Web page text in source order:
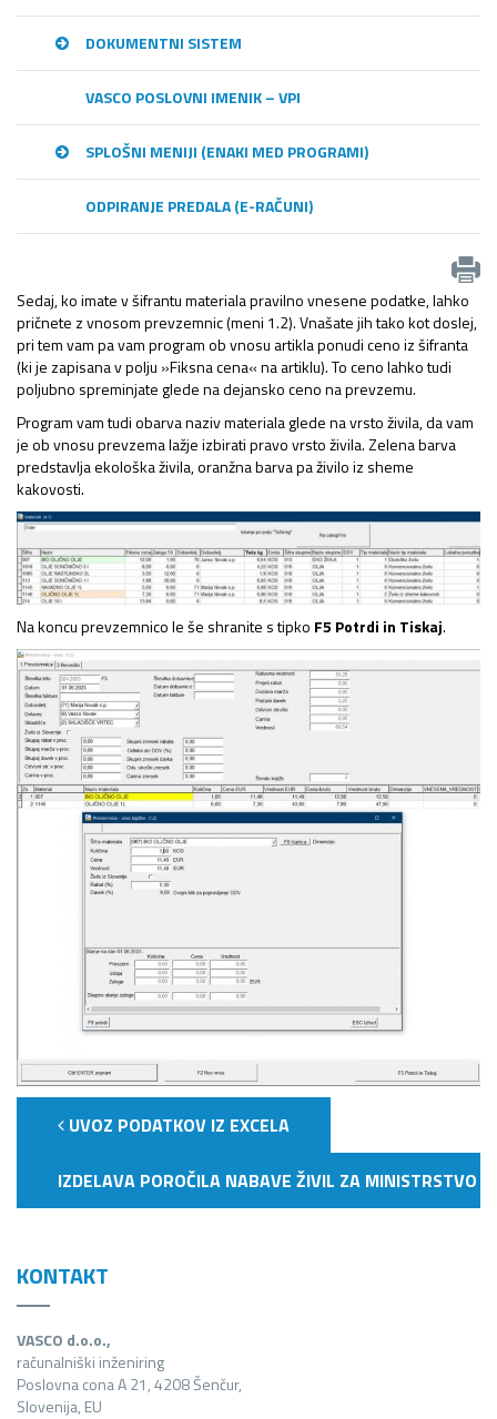
DOKUMENTNI SISTEM
VASCO POSLOVNI IMENIK – VPI
SPLOŠNI MENIJI (ENAKI MED PROGRAMI)
ODPIRANJE PREDALA (E-RAČUNI)
Sedaj, ko imate v šifrantu materiala pravilno vnesene podatke, lahko
pričnete z vnosom prevzemnic (meni 1.2). Vnašate jih tako kot doslej,
pri tem vam pa vam program ob vnosu artikla ponudi ceno iz šifranta
(ki je zapisana v polju »Fiksna cena« na artiklu). To ceno lahko tudi
poljubno spreminjate glede na dejansko ceno na prevzemu.
Program vam tudi obarva naziv materiala glede na vrsto živila, da vam
je ob vnosu prevzema lažje izbirati pravo vrsto živila. Zelena barva
predstavlja ekološka živila, oranžna barva pa živilo iz sheme
kakovosti.
Na koncu prevzemnico le še shranite s tipko F5 Potrdi in Tiskaj.
UVOZ PODATKOV IZ EXCELA
IZDELAVA POROČILA NABAVE ŽIVIL ZA MINISTRSTVO
KONTAKT
VASCO d.o.o.,
računalniški inženiring
Poslovna cona A 21, 4208 Šenčur,
Slovenija, EU